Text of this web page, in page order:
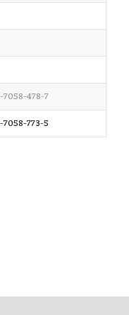
7058-478-7
7058-773-5